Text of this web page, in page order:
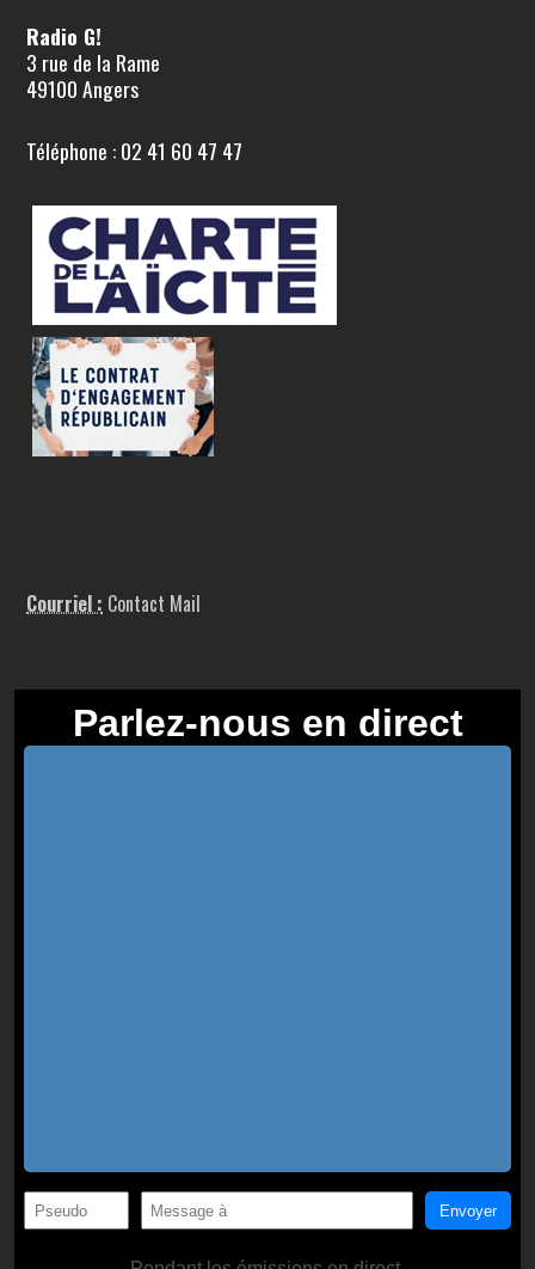
Radio G!
3 rue de la Rame
49100 Angers
Téléphone : 02 41 60 47 47
Courriel : Contact Mail